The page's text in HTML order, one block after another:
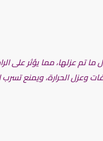
تم عزلها، مما يؤثر على
وعزل الحرارة، ويمنع